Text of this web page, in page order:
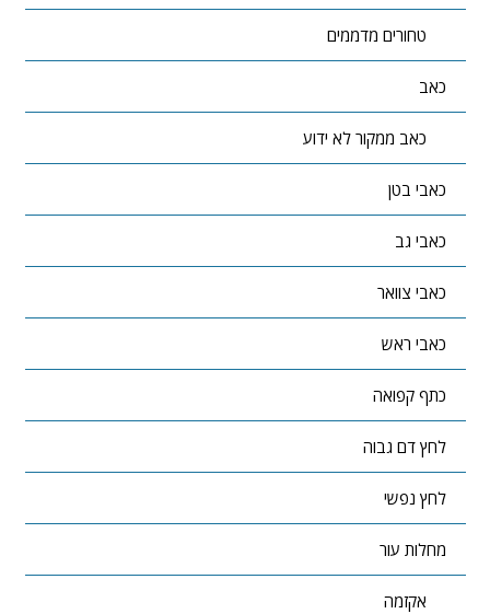
טחורים מדממים
כאב
כאב ממקור לא ידוע
כאבי בטן
כאבי גב
כאבי צוואר
כאבי ראש
כתף קפואה
לחץ דם גבוה
לחץ נפשי
מחלות עור
אקזמה